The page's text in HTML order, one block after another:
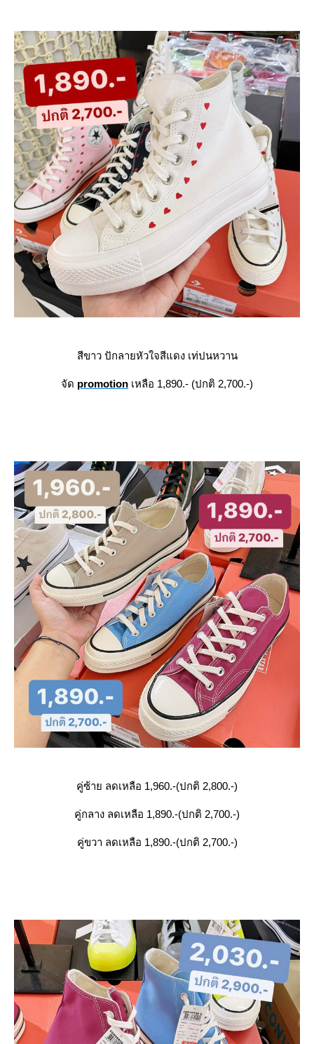
สีขาว ปักลายหัวใจสีแดง เท่ปนหวาน
จัด promotion เหลือ 1,890.- (ปกติ 2,700.-)
คู่ซ้าย ลดเหลือ 1,960.-(ปกติ 2,800.-)
คู่กลาง ลดเหลือ 1,890.-(ปกติ 2,700.-)
คู่ขวา ลดเหลือ 1,890.-(ปกติ 2,700.-)